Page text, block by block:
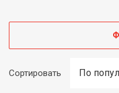
Сортировать